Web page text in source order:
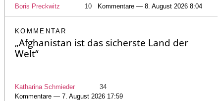
Boris Preckwitz 10 Kommentare — 8. August 2026 8:04
KOMMENTAR
„Afghanistan ist das sicherste Land der
Welt“
Katharina Schmieder
34
Kommentare — 7. August 2026 17:59